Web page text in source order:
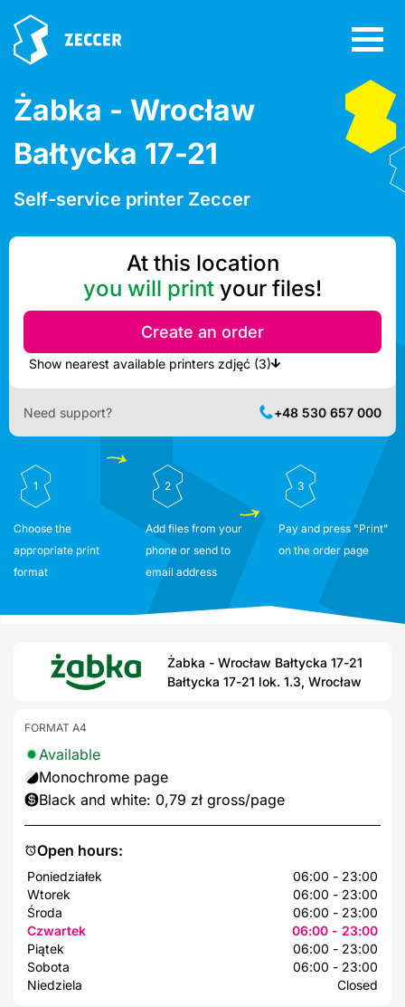
Żabka - Wrocław
Bałtycka 17-21
Self-service printer Zeccer
At this location
you will print your files!
Create an order
Show nearest available printers zdjęć (3)
Need support? +48 530 657 000
1
Choose the
appropriate print
format
2
Add files from your
phone or send to
email address
3
Pay and press "Print"
on the order page
Żabka - Wrocław Bałtycka 17-21
Bałtycka 17-21 lok. 1.3, Wrocław
Open hours:
Poniedziałek
06:00 - 23:00
Wtorek
06:00 - 23:00
Środa
06:00 - 23:00
Czwartek
06:00 - 23:00
Piątek
06:00 - 23:00
Sobota
06:00 - 23:00
Niedziela
Closed
FORMAT A4
Available
Monochrome page
Black and white: 0,79 zł gross/page